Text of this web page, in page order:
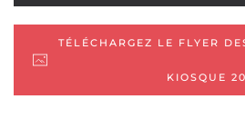
TÉLÉCHARGEZ LE FLYER
KIOSQUE